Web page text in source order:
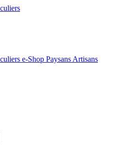
e-Shop Paysans Artisans